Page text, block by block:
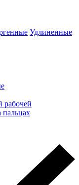
Удлиненные
рабочей
пальцах